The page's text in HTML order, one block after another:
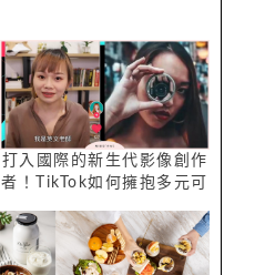
打入國際的新生代影像創作
者！TikTok如何擁抱多元可